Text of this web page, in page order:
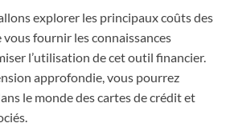
explorer les principaux coûts des
fournir les connaissances
l’utilisation de cet outil financier.
approfondie, vous pourrez
le monde des cartes de crédit et